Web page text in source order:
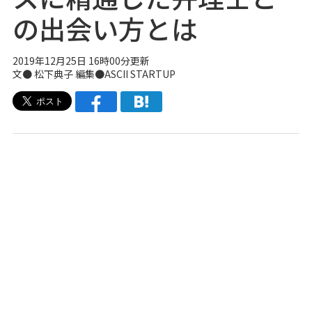
の出会い方とは
2019年12月25日 16時00分更新
文● 松下典子 編集●ASCII STARTUP